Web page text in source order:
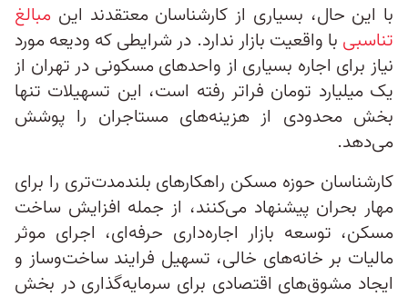
با این حال، بسیاری از کارشناسان معتقدند این مبالغ
تناسبی با واقعیت بازار ندارد. در شرایطی که ودیعه مورد
نیاز برای اجاره بسیاری از واحدهای مسکونی در تهران از
یک میلیارد تومان فراتر رفته است، این تسهیلات تنها
بخش محدودی از هزینه‌های مستاجران را پوشش
می‌دهد.
کارشناسان حوزه مسکن راهکارهای بلندمدت‌تری را برای
مهار بحران پیشنهاد می‌کنند، از جمله افزایش ساخت
مسکن، توسعه بازار اجاره‌داری حرفه‌ای، اجرای موثر
مالیات بر خانه‌های خالی، تسهیل فرایند ساخت‌وساز و
ایجاد مشوق‌های اقتصادی برای سرمایه‌گذاری در بخش